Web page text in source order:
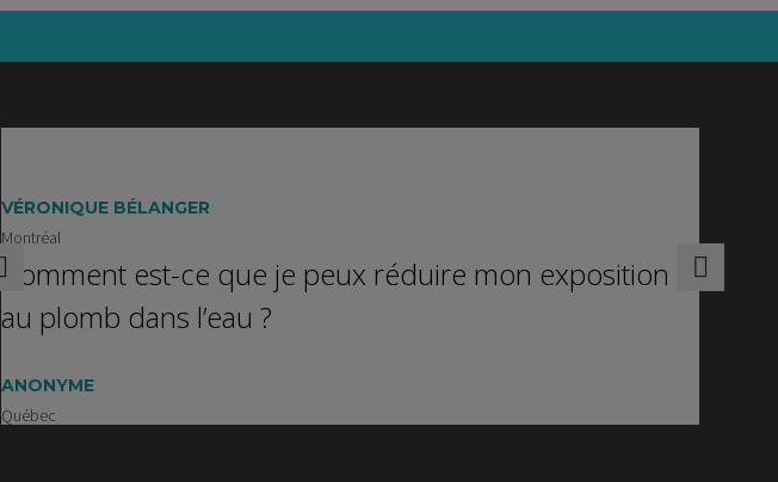
VÉRONIQUE BÉLANGER
Montréal
Comment est-ce que je peux réduire mon exposition
au plomb dans l’eau ?
ANONYME
Québec